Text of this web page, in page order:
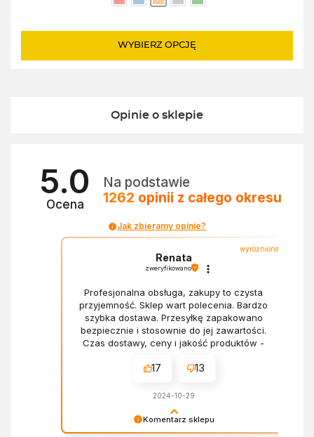
wynosiła:
wynosi:
WYBIERZ OPCJĘ
Opinie o sklepie
5.0
Ocena
Na podstawie
1262 opinii z całego okresu
Jak zbieramy opinie?
Komentarz sklepu
wyróżniona
Renata
zweryfikowano
Profesjonalna obsługa, zakupy to czysta
przyjemność. Sklep wart polecenia. Bardzo
szybka dostawa. Przesyłkę zapakowano
bezpiecznie i stosownie do jej zawartości.
Czas dostawy, ceny i jakość produktów -
17 13
2024-10-29